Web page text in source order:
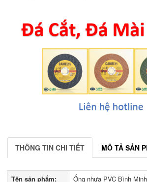
THÔNG TIN CHI TIẾT MÔ TẢ SẢN
Tên sản phẩm:
Ống nhựa PVC Bình